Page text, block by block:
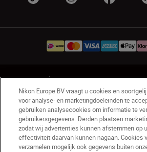
NL Nikon Sites
Contact opnemen
Privacyverklaring
Gebruiksvoorwaarden
Nikon Store - Algemene voorwaarden
Cookieverklaring
Toegankelijkheid
Cookie-instellingen
Nikon Europe BV vraagt u cookies en
voor analyse- en marketingdoeleinden te
gebruiken analysecookies om informatie te
gebruikersgegevens. Derden plaatsen
zodat wij advertenties kunnen afstemmen op
effectiviteit daarvan kunnen nagaan. Cookies
verzamelen mogelijk ook gegevens buiten